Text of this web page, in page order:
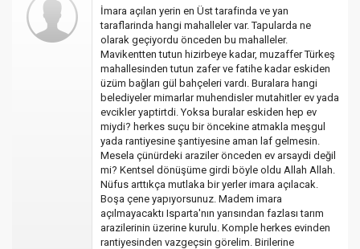
İmara açılan yerin en Üst tarafinda ve yan
taraflarinda hangi mahalleler var. Tapularda ne
olarak geçiyordu önceden bu mahalleler.
Mavikentten tutun hizirbeye kadar, muzaffer Türkeş
mahallesinden tutun zafer ve fatihe kadar eskiden
üzüm bağları gül bahçeleri vardı. Buralara hangi
belediyeler mimarlar muhendisler mutahitler ev yada
evcikler yaptirtdi. Yoksa buralar eskiden hep ev
miydi? herkes suçu bir öncekine atmakla meşgul
yada rantiyesine şantiyesine aman laf gelmesin.
Mesela çünürdeki araziler önceden ev arsaydi değil
mi? Kentsel dönüşüme girdi böyle oldu Allah Allah.
Nüfus arttıkça mutlaka bir yerler imara açılacak.
Boşa çene yapıyorsunuz. Madem imara
açılmayacaktı Isparta'nın yarısından fazlası tarım
arazilerinin üzerine kurulu. Komple herkes evinden
rantiyesinden vazgeçsin görelim. Birilerine